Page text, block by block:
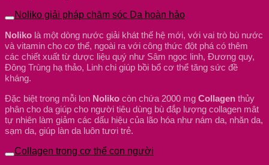
Noliko giải pháp chăm sóc Da hoàn hảo
Noliko là một dòng nước giải khát thế hệ mới, với vai trò bù nước
và vitamin cho cơ thể, ngoài ra với công thức đột phá có thêm
các chiết xuất từ dược liệu quý như Sâm ngọc linh, Đương quy,
Đông Trùng hạ thảo, Linh chi giúp bồi bổ cơ thể tăng sức đề
kháng.
Đặc biệt trong mỗi lon Noliko còn chứa 2000 mg Collagen thủy
phân cho da giúp cho người tiêu dùng bù đắp lượng collagen mât
tự nhiên làm giảm các dấu hiệu của lão hóa như nám da, nhăn da,
sạm da, giúp làn da luôn tươi trẻ.
Collagen trong cơ thể con người